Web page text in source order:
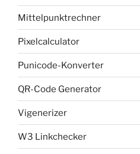
Mittelpunktrechner
Pixelcalculator
Punicode-Konverter
QR-Code Generator
Vigenerizer
W3 Linkchecker